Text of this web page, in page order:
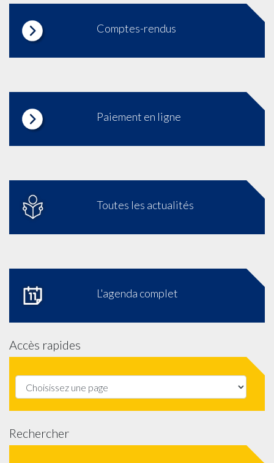
Comptes-rendus
Paiement en ligne
Toutes les actualités
L'agenda complet
Accès rapides
Rechercher